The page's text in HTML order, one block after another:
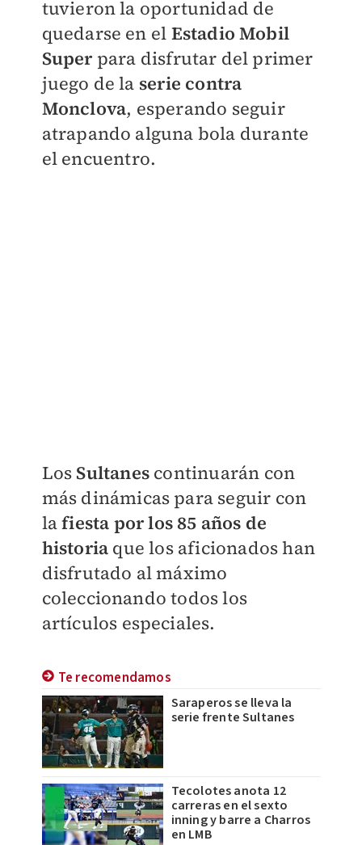
tuvieron la oportunidad de
quedarse en el Estadio Mobil
Superpara disfrutar del primer
juego de la serie contra
Monclova, esperando seguir
atrapando alguna bola durante
el encuentro.
Los Sultanescontinuarán con
más dinámicas para seguir con
lafiesta por los 85 años de
historia que los aficionados han
disfrutado al máximo
coleccionando todos los
artículos especiales.
Te recomendamos
Saraperos se lleva la
serie frente Sultanes
Tecolotes anota 12
carreras en el sexto
inning y barre a Charros
en LMB